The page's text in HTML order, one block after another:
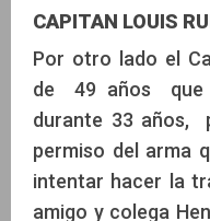
CAPITAN LOUIS
Por otro lado el
de 49 años que
durante 33 años,
permiso del arma
intentar hacer la
amigo y colega